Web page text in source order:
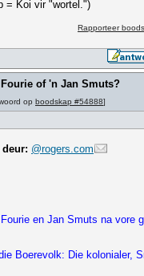
= Koi vir "wortel.")
Rapporteer
of 'n Jan Smuts?
op boodskap #54888]
@rogers.com
en Jan Smuts na vore
Boerevolk: Die kolonialer,